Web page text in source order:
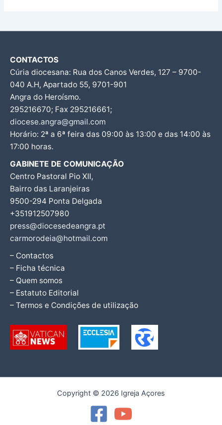
CONTACTOS
Cúria diocesana: Rua dos Canos Verdes, 127 – 9700-
040 A.H, Apartado 55, 9701-901
Angra do Heroísmo.
295216670; Fax 295216661;
diocese.angra@gmail.com
Horário: 2ª a 6ª feira das 09:00 às 13:00 e das 14:00 às
17:00 horas.
GABINETE DE COMUNICAÇÃO
Centro Pastoral Pio XII,
Bairro das Laranjeiras
9500-294 Ponta Delgada
+351912507980
press@diocesedeangra.pt
carmorodeia@hotmail.com
– Contactos
– Ficha técnica
– Quem somos
– Estatuto Editorial
– Termos e Condições de utilização
Copyright © 2026 Igreja Açores